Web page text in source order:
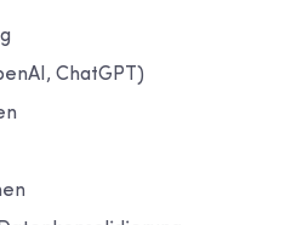
ChatGPT)